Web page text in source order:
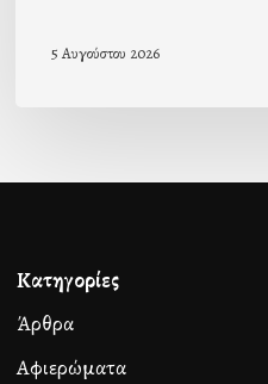
5 Αυγούστου 2026
Κατηγορίες
Άρθρα
Αφιερώματα